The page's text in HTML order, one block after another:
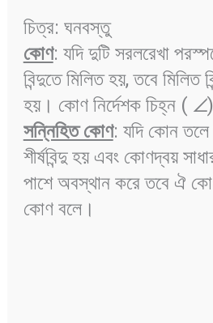
চিত্র: ঘনবস্তু
কোণ: যদি দুটি সরলরেখা
বিন্দুতে মিলিত হয়, তবে
হয়। কোণ নির্দেশক চিহ্ন (
সন্নিহিত কোণ: যদি কোন
শীর্ষবিন্দু হয় এবং কোণদ্বয়
পাশে অবস্থান করে তবে ঐ
কোণ বলে।